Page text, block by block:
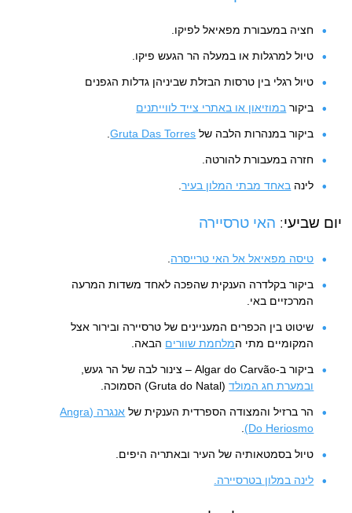
חציה במעבורת מפאיאל לפיקו.
טיול למרגלות או במעלה הר הגעש פיקו.
טיול רגלי בין טרסות הבזלת שביניהן גדלות הגפנים
ביקור במוזיאון או באתרי צייד לווייתנים
ביקור במנהרות הלבה של Gruta Das Torres
.
חזרה במעבורת להורטה.
לינה באחד מבתי המלון בעיר.
יום שביעי: האי טרסיירה
טיסה מפאיאל אל האי טרייסרה
ביקור בקלדרה הענקית שהפכה לאחד משדות המרעה
המרכזיים באי.
שיטוט בין הכפרים המעניינים של טרסיירה ובירור אצל
המקומיים מתי המלחמת שוורים הבאה.
ביקור ב-Algar do Carvão – צינור לבה של הר געש,
ובמערת חג המולד(Gruta do Natal) הסמוכה.
הר ברזיל והמצודה הספרדית הענקית של
אנגרה (Angra
Do Heriosmo)
טיול בסמטאותיה של העיר ובאתריה היפים.
לינה במלון בטרסיירה.